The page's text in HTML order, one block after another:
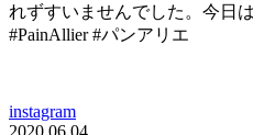
れずすいませんでした。今日
#PainAllier #パンアリエ
instagram
2020.06.04